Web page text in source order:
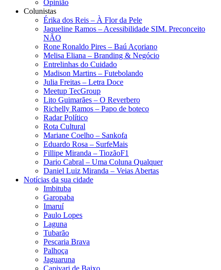
Opinião
Colunistas
Érika dos Reis​ – À Flor da Pele
Jaqueline Ramos – Acessibilidade SIM. Preconceito
NÃO
Rone Ronaldo Pires – Baú Açoriano
Melisa Eliana – Branding & Negócio
Entrelinhas do Cuidado
Madison Martins – Futebolando
Julia Freitas​ – Letra Doce
Meetup TecGroup
Lito Guimarães – O Reverbero
Richelly Ramos​ – Papo de boteco
Radar Político
Rota Cultural
Mariane Coelho – Sankofa
Eduardo Rosa​ – SurfeMais
Fillipe Miranda – TiozãoF1
Dario Cabral – Uma Coluna Qualquer
Daniel Luiz Miranda – Veias Abertas
Notícias da sua cidade
Imbituba
Garopaba
Imaruí
Paulo Lopes
Laguna
Tubarão
Pescaria Brava
Palhoça
Jaguaruna
Capivari de Baixo